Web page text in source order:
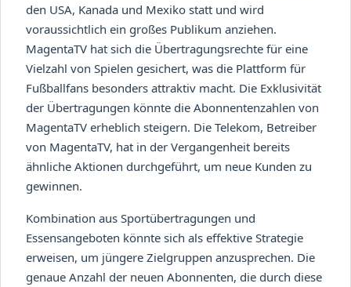
den USA, Kanada und Mexiko statt und wird
voraussichtlich ein großes Publikum anziehen.
MagentaTV hat sich die Übertragungsrechte für eine
Vielzahl von Spielen gesichert, was die Plattform für
Fußballfans besonders attraktiv macht. Die Exklusivität
der Übertragungen könnte die Abonnentenzahlen von
MagentaTV erheblich steigern. Die Telekom, Betreiber
von MagentaTV, hat in der Vergangenheit bereits
ähnliche Aktionen durchgeführt, um neue Kunden zu
gewinnen.
Kombination aus Sportübertragungen und
Essensangeboten könnte sich als effektive Strategie
erweisen, um jüngere Zielgruppen anzusprechen. Die
genaue Anzahl der neuen Abonnenten, die durch diese